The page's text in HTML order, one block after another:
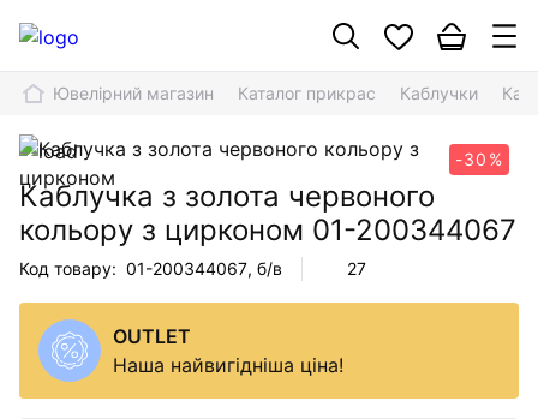
Ювелірний магазин Каталог прикрас Каблучки
-30%
Каблучка з золота червоного
кольору з цирконом 01-200344067
Код товару: 01-200344067, б/в 27
OUTLET
Наша найвигідніша ціна!